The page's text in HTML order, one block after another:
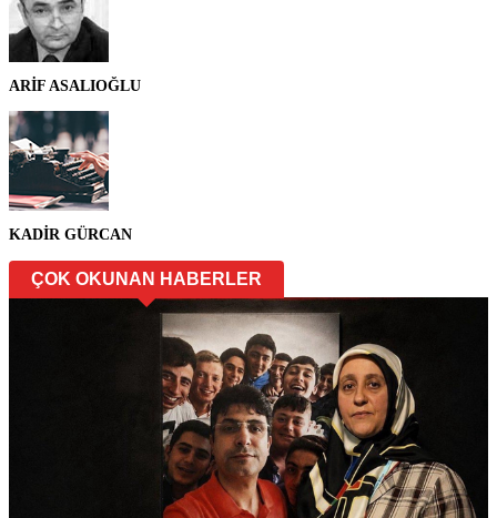
ARİF ASALIOĞLU
KADİR GÜRCAN
ÇOK OKUNAN HABERLER